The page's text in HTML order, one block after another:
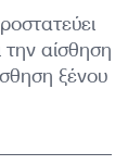
αίσθηση
ξένου